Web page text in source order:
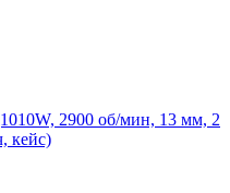
2900 об/мин, 13 мм, 2
кейс)